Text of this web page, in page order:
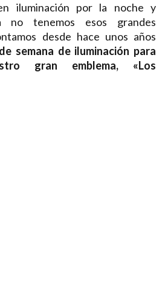
iluminación por la noche y
no tenemos esos grandes
desde hace unos años
semana de iluminación para
gran emblema, «Los